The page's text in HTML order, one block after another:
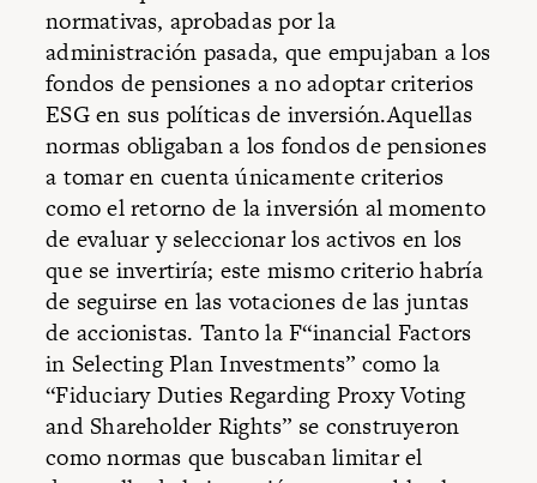
normativas, aprobadas por la
administración pasada, que empujaban a los
fondos de pensiones a no adoptar criterios
ESG en sus políticas de inversión.Aquellas
normas obligaban a los fondos de pensiones
a tomar en cuenta únicamente criterios
como el retorno de la inversión al momento
de evaluar y seleccionar los activos en los
que se invertiría; este mismo criterio habría
de seguirse en las votaciones de las juntas
de accionistas. Tanto la F“inancial Factors
in Selecting Plan Investments” como la
“Fiduciary Duties Regarding Proxy Voting
and Shareholder Rights” se construyeron
como normas que buscaban limitar el